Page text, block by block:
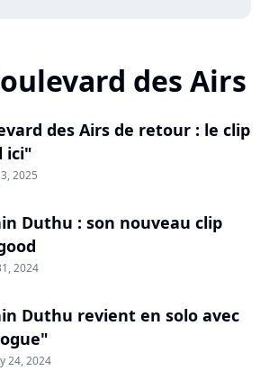
des Airs
des Airs de retour : le clip
ici"
2025
Duthu : son nouveau clip
2024
Duthu revient en solo avec
24, 2024